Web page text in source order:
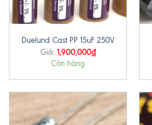
Duelund Cast PP 15uF 250V
Giá: 1,900,000₫
Còn hàng